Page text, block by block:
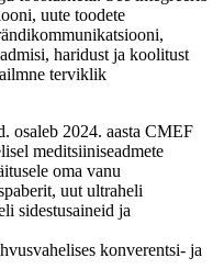
uute toodete
haridust ja koolitust
terviklik
osaleb 2024. aasta CMEF
meditsiiniseadmete
oma vanu
uut ultraheli
sidestusaineid ja
konverentsi- ja